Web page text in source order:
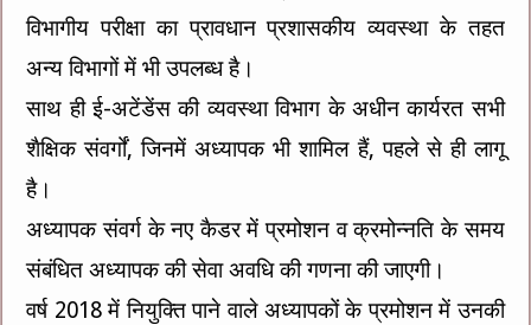
विभागीय परीक्षा का प्रावधान प्रशासकीय व्यवस्था के तहत
अन्य विभागों में भी उपलब्ध है।
साथ ही ई-अटेंडेंस की व्यवस्था विभाग के अधीन कार्यरत सभी
शैक्षिक संवर्गों, जिनमें अध्यापक भी शामिल हैं, पहले से ही लागू
है।
अध्यापक संवर्ग के नए कैडर में प्रमोशन व क्रमोन्नति के समय
संबंधित अध्यापक की सेवा अवधि की गणना की जाएगी।
वर्ष 2018 में नियुक्ति पाने वाले अध्यापकों के प्रमोशन में उनकी